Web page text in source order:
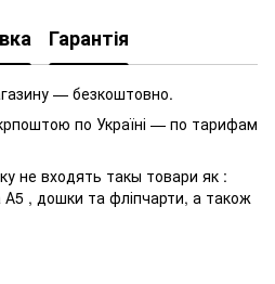
Гарантія
— безкоштовно.
по Україні — по тарифам
не входять такы товари як :
А5 , дошки та фліпчарти, а також